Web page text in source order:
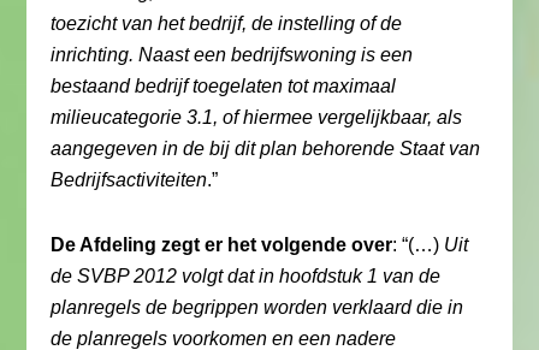
toezicht van het bedrijf, de instelling of de
inrichting. Naast een bedrijfswoning is een
bestaand bedrijf toegelaten tot maximaal
milieucategorie 3.1, of hiermee vergelijkbaar, als
aangegeven in de bij dit plan behorende Staat van
Bedrijfsactiviteiten.”
De Afdeling zegt er het volgende over: “(…) Uit
de SVBP 2012 volgt dat in hoofdstuk 1 van de
planregels de begrippen worden verklaard die in
de planregels voorkomen en een nadere